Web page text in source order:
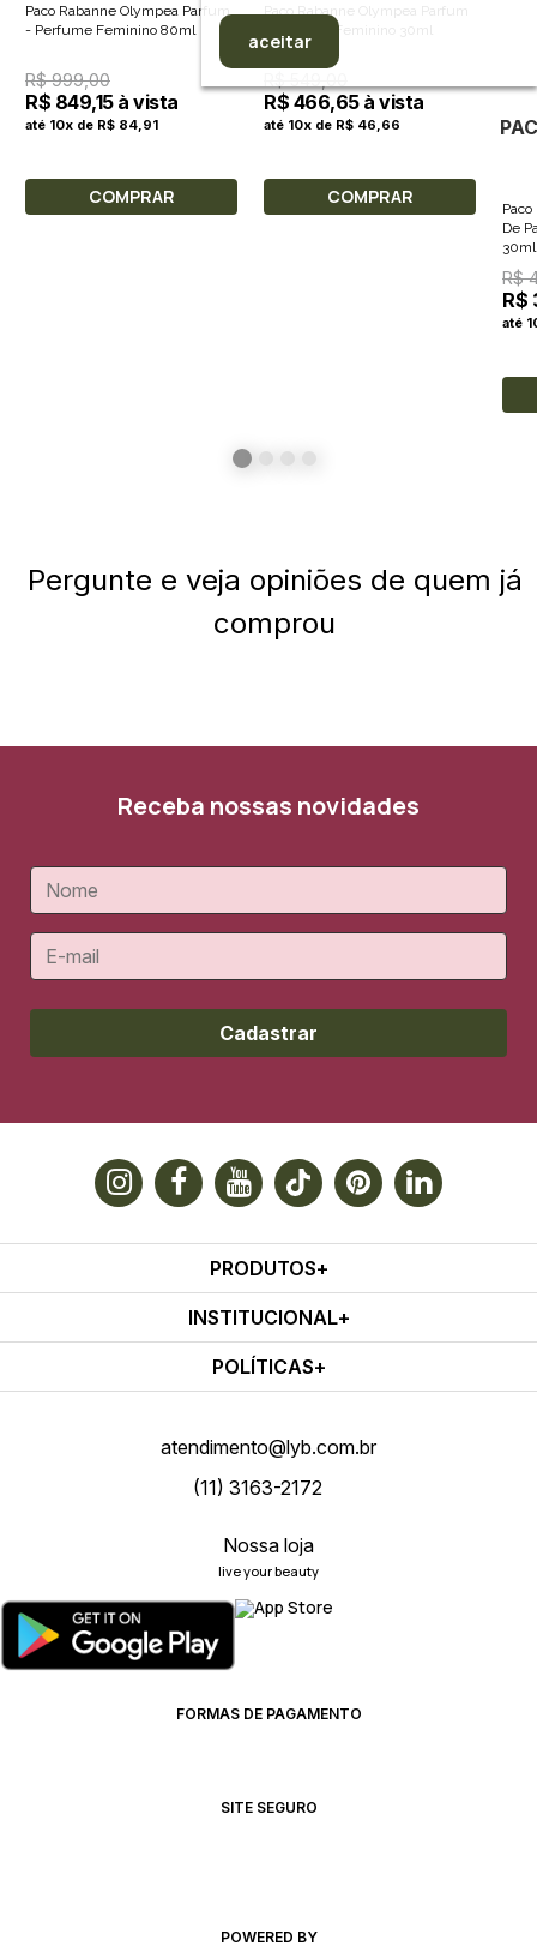
Paco Rabanne Olympea Parfum
- Perfume Feminino 80ml
R$ 999,00
R$ 849,15 à vista
até 10x de R$ 84,91
COMPRAR
Paco Rabanne Olympea Parfum
- Perfume Feminino 30ml
R$ 466,65 à vista
até 10x de R$ 46,66
COMPRAR
De
30ml
R$
R$
até
Pergunte e veja opiniões de quem já
comprou
Receba nossas novidades
Cadastrar
PRODUTOS
INSTITUCIONAL
POLÍTICAS
atendimento@lyb.com.br
(11) 3163-2172
Nossa loja
live your beauty
FORMAS DE PAGAMENTO
SITE SEGURO
POWERED BY
aceitar